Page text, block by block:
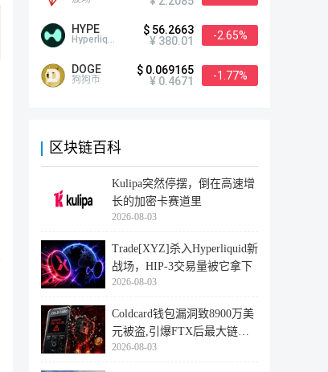
HYPE
Hyperliquid
$ 56.2663
¥ 380.01
-2.65%
DOGE
狗狗币
$ 0.069165
¥ 0.4671
-1.77%
区块链百科
Kulipa突然停摆，倒在高速增
长的加密卡赛道里
2026-08-03
Trade[XYZ]杀入Hyperliquid新
战场，HIP-3交易量被它拿下
2026-08-03
Coldcard钱包漏洞致8900万美
元被盗,引爆FTX后最大链上
迁移潮
2026-08-03